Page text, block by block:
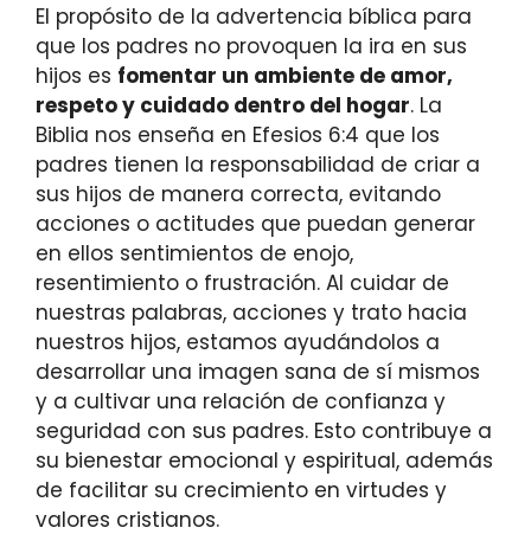
El propósito de la advertencia bíblica para
que los padres no provoquen la ira en sus
hijos es fomentar un ambiente de amor,
respeto y cuidado dentro del hogar. La
Biblia nos enseña en Efesios 6:4 que los
padres tienen la responsabilidad de criar a
sus hijos de manera correcta, evitando
acciones o actitudes que puedan generar
en ellos sentimientos de enojo,
resentimiento o frustración. Al cuidar de
nuestras palabras, acciones y trato hacia
nuestros hijos, estamos ayudándolos a
desarrollar una imagen sana de sí mismos
y a cultivar una relación de confianza y
seguridad con sus padres. Esto contribuye a
su bienestar emocional y espiritual, además
de facilitar su crecimiento en virtudes y
valores cristianos.